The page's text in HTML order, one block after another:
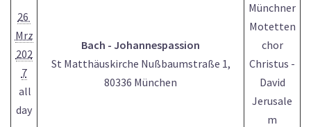
26
Mrz
202
7
all
day
Bach - Johannespassion
St Matthäuskirche Nußbaumstraße 1,
80336 München
Münchner
Motetten
chor
Christus -
David
Jerusale
m